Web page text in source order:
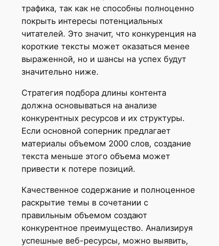
трафика, так как не способны полноценно
покрыть интересы потенциальных
читателей. Это значит, что конкуренция на
короткие тексты может оказаться менее
выраженной, но и шансы на успех будут
значительно ниже.
Стратегия подбора длины контента
должна основываться на анализе
конкурентных ресурсов и их структуры.
Если основной соперник предлагает
материалы объемом 2000 слов, создание
текста меньше этого объема может
привести к потере позиций.
Качественное содержание и полноценное
раскрытие темы в сочетании с
правильным объемом создают
конкурентное преимущество. Анализируя
успешные веб-ресурсы, можно выявить,